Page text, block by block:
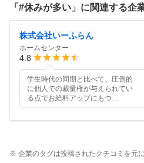
「#休みが多い」に関連する企
株式会社いーふらん
ホームセンター
4.8
学生時代の同期と比べて、圧倒的
に個人での裁量権が与えられてい
る点でお給料アップにもつ
※ 企業のタグは投稿されたクチコミを元